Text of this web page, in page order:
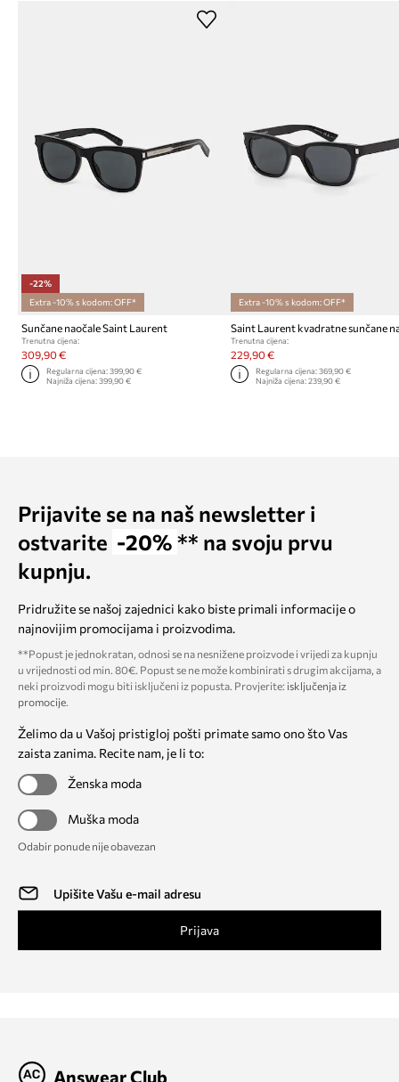
-22%
Extra -10% s kodom: OFF*
Sunčane naočale Saint Laurent
Trenutna cijena:
309,90 €
Regularna cijena:399,90 €
Najniža cijena:399,90 €
Extra -10% s kodom: OFF*
Saint Laurent kvadratne sunčane
Trenutna cijena:
229,90 €
Regularna cijena: 369,90 €
Najniža cijena: 239,90 €
Prijavite se na naš newsletter i
ostvarite -20% ** na svoju prvu
kupnju.
Pridružite se našoj zajednici kako biste primali informacije o
najnovijim promocijama i proizvodima.
**Popust je jednokratan, odnosi se na nesnižene proizvode i vrijedi za kupnju
u vrijednosti od min. 80€. Popust se ne može kombinirati s drugim akcijama, a
neki proizvodi mogu biti isključeni iz popusta. Provjerite: isključenja iz
promocije.
Želimo da u Vašoj pristigloj pošti primate samo ono što Vas
zaista zanima. Recite nam, je li to:
Ženska moda
Muška moda
Odabir ponude nije obavezan
Prijava
Answear Club